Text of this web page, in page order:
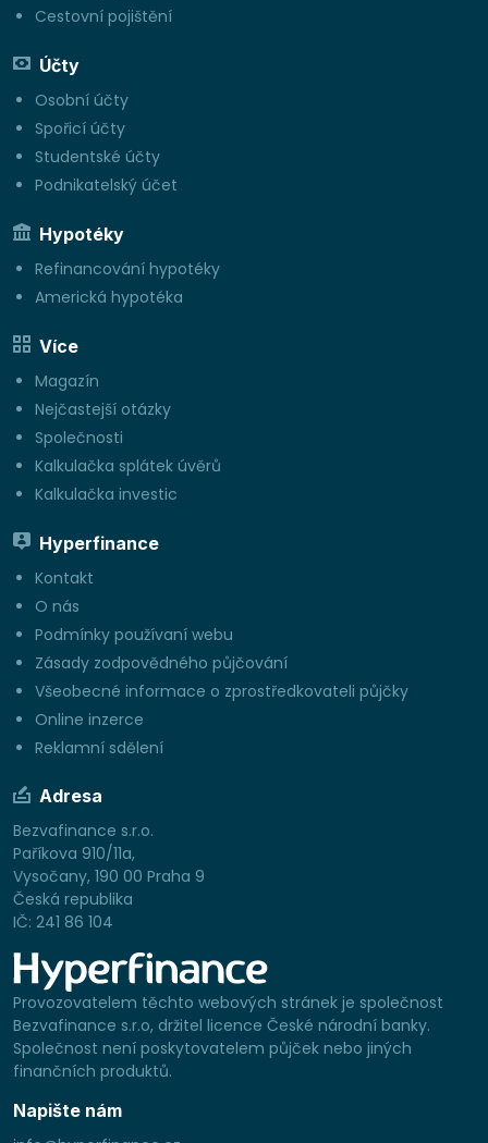
Cestovní pojištění
Účty
Osobní účty
Spořicí účty
Studentské účty
Podnikatelský účet
Hypotéky
Refinancování hypotéky
Americká hypotéka
Více
Magazín
Nejčastejší otázky
Společnosti
Kalkulačka splátek úvěrů
Kalkulačka investic
Hyperfinance
Kontakt
O nás
Podmínky používaní webu
Zásady zodpovědného půjčování
Všeobecné informace o zprostředkovateli půjčky
Online inzerce
Reklamní sdělení
Adresa
Bezvafinance s.r.o.
Paříkova 910/11a,
Vysočany, 190 00 Praha 9
Česká republika
IČ: 241 86 104
Provozovatelem těchto webových stránek je společnost
Bezvafinance s.r.o, držitel licence České národní banky.
Společnost není poskytovatelem půjček nebo jiných
finančních produktů.
Napište nám